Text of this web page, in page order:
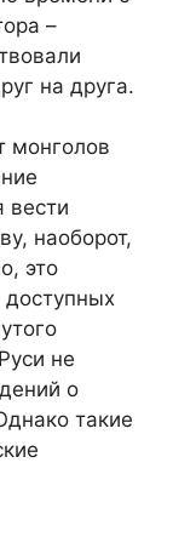
–
на друга.
монголов
вести
наоборот,
это
не
о
такие